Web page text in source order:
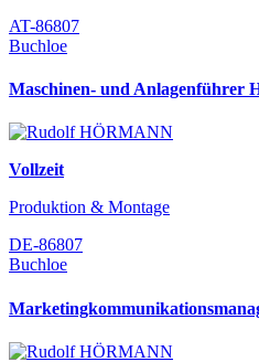
AT-86807
Buchloe
Maschinen- und Anlagenführer
Vollzeit
Produktion & Montage
DE-86807
Buchloe